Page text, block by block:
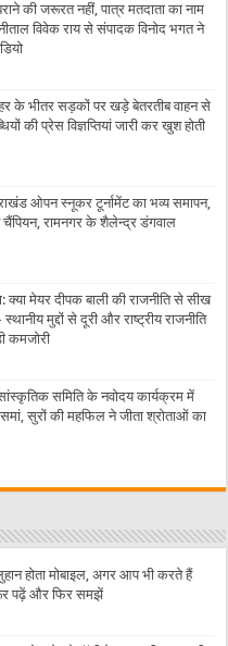
की जरूरत नहीं, पात्र मतदाता का नाम
विवेक राय से संपादक विनोद भगत ने
के भीतर सड़कों पर खड़े बेतरतीब वाहन से
की प्रेस विज्ञप्तियां जारी कर खुश होती
ओपन स्नूकर टूर्नामेंट का भव्य समापन,
चैंपियन, रामनगर के शैलेन्द्र डंगवाल
क्या मेयर दीपक बाली की राजनीति से सीख
मुद्दों से दूरी और राष्ट्रीय राजनीति
कमजोरी
समिति के नवोदय कार्यक्रम में
समां, सुरों की महफिल ने जीता श्रोताओं का
होता मोबाइल, अगर आप भी करते हैं
पढ़ें और फिर समझें